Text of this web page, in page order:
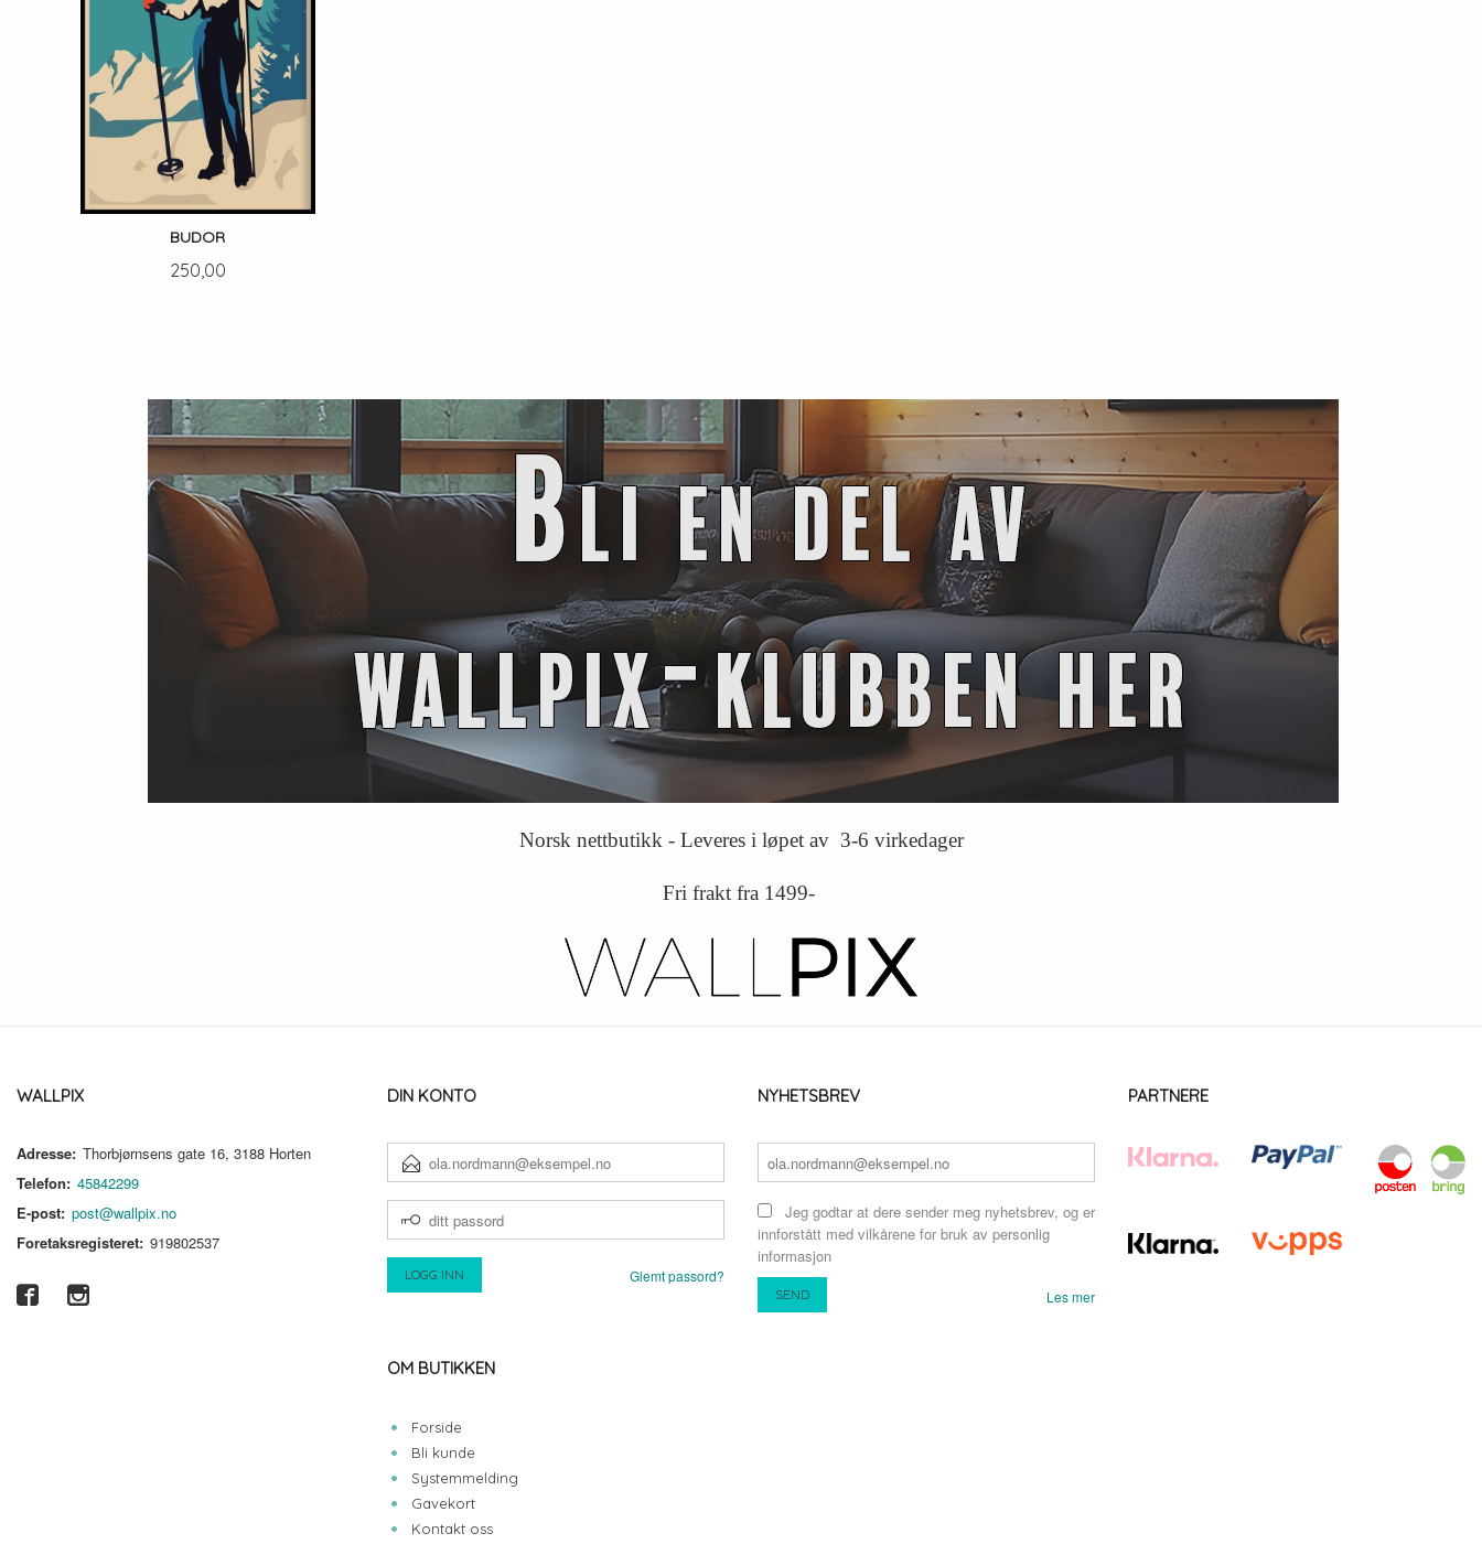
BUDOR
Pris
250,00
Norsk nettbutikk - Leveres i løpet av 3-6 virkedager
Fri frakt fra 1499-
WALLPIX
Adresse: Thorbjørnsens gate 16, 3188 Horten
Telefon: 45842299
E-post: post@wallpix.no
Foretaksregisteret: 919802537
DIN KONTO
POSTADRESSE
PASSORD
Glemt passord?
OM BUTIKKEN
Forside
Bli kunde
Systemmelding
Gavekort
Kontakt oss
NYHETSBREV
Jeg godtar at dere sender meg nyhetsbrev, og er
innforstått med vilkårene for bruk av personlig
informasjon
Les mer
PARTNERE